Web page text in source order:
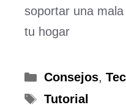
soportar una
tu hogar
Categorías
Consejos,
Etiquetas
Tutorial